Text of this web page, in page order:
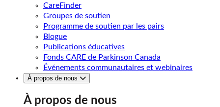
CareFinder
Groupes de soutien
Programme de soutien par les pairs
Blogue
Publications éducatives
Fonds CARE de Parkinson Canada
Événements communautaires et webinaires
À propos de nous
À propos de nous